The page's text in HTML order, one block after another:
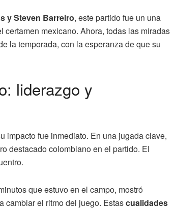
y Steven Barreiro, este partido fue un una
mexicano. Ahora, todas las miradas
la temporada, con la esperanza de que su
liderazgo y
impacto fue inmediato. En una jugada clave,
destacado colombiano en el partido. El
que estuvo en el campo, mostró
cambiar el ritmo del juego. Estascualidades